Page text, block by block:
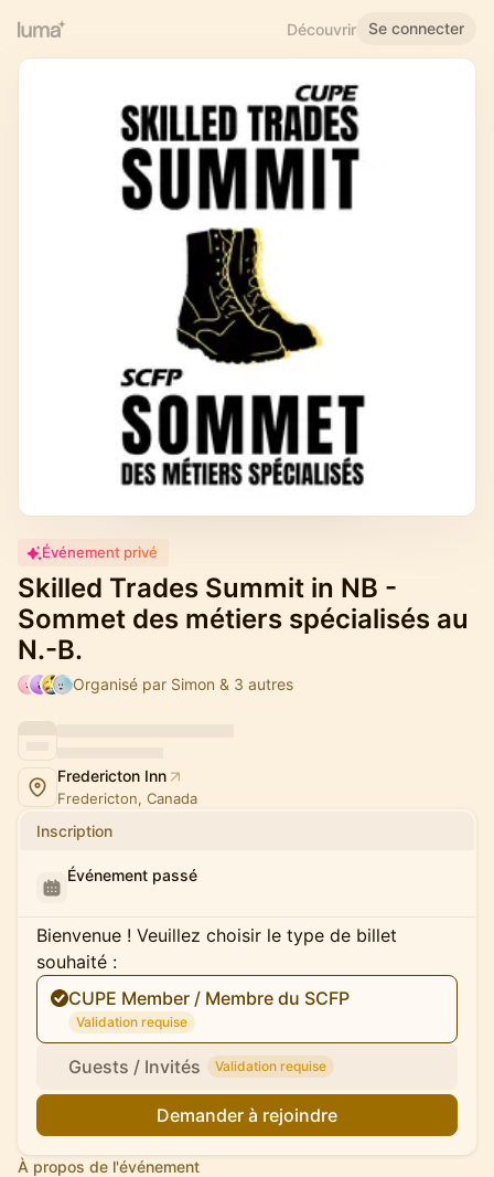
Découvrir Se connecter
Événement privé
Skilled Trades Summit in NB -
Sommet des métiers spécialisés au
N.-B.
Organisé par Simon & 3 autres
Fredericton Inn
Fredericton, Canada
Inscription
Événement passé
Bienvenue ! Veuillez choisir le type de billet
souhaité :
CUPE Member / Membre du SCFP
Validation requise
Guests / Invités Validation requise
Demander à rejoindre
À propos de l'événement